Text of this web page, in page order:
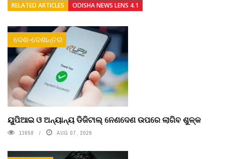
RELATED ARTICLES ODISHA NEWS LENS 4.1
ଦେଶ-ଦେଶାନ୍ତର
ୟୁପିଆଇ ଓ ଅନ୍ୟାନ୍ୟ ଡିଜିଟାଲ୍ ନେଣଦେଣ ଉପରେ ଲାଗିବ ଶୁଳ୍କ
13658 AUG 07, 2026